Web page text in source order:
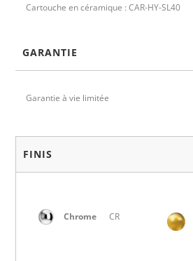
Cartouche en céramique : CAR-HY-SL40
GARANTIE
Garantie à vie limitée
FINIS
Chrome CR